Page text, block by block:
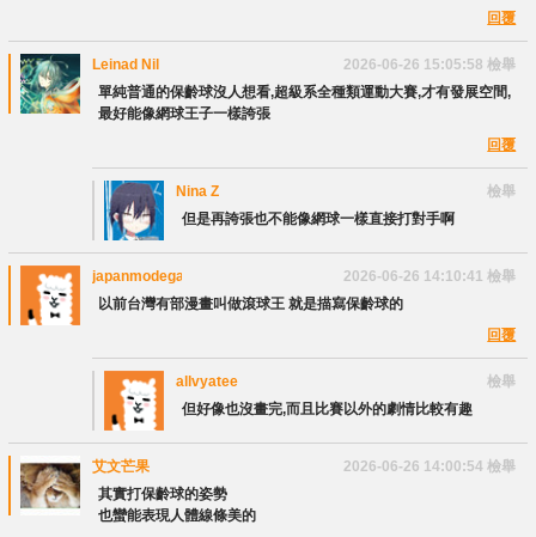
回覆
Leinad Nil 2026-06-26 15:05:58 檢舉
單純普通的保齡球沒人想看,超級系全種類運動大賽,才有發展空間,
最好能像網球王子一樣誇張
回覆
Nina Z
檢舉
但是再誇張也不能像網球一樣直接打對手啊
japanmodegame 2026-06-26 14:10:41 檢舉
以前台灣有部漫畫叫做滾球王 就是描寫保齡球的
回覆
allvyatee
檢舉
但好像也沒畫完,而且比賽以外的劇情比較有趣
艾文芒果 2026-06-26 14:00:54 檢舉
其實打保齡球的姿勢
也蠻能表現人體線條美的